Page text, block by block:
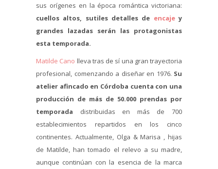
sus orígenes en la época romántica victoriana:
cuellos altos, sutiles detalles de encajey
grandes lazadas serán las protagonistas
esta temporada.
Matilde Cano lleva tras de sí una gran trayectoria
profesional, comenzando a diseñar en 1976. Su
atelier afincado en Córdoba cuenta con una
producción de más de 50.000 prendas por
temporada distribuidas en más de 700
establecimientos repartidos en los cinco
continentes. Actualmente, Olga & Marisa , hijas
de Matilde, han tomado el relevo a su madre,
aunque continúan con la esencia de la marca